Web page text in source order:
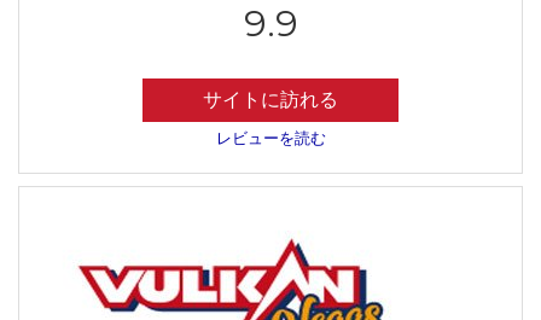
9.9
サイトに訪れる
レビューを読む